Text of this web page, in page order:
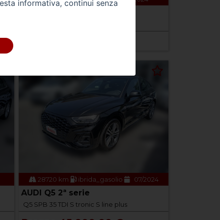
28720 km ibrida_gasolio 07/2024
AUDI Q5 2ª serie
Q5 SPB 35 TDI S tronic S line plus
informativa, continui senza